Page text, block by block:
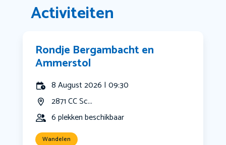
Activiteiten
Rondje Bergambacht en
Ammerstol
8 August 2026 | 09:30
2871 CC Sc...
6 plekken beschikbaar
Wandelen